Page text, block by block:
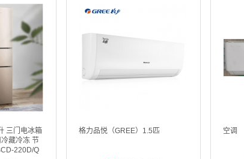
三门电冰箱
藏冷冻 节
220D/Q
格力品悦（GREE）1.5匹 空调